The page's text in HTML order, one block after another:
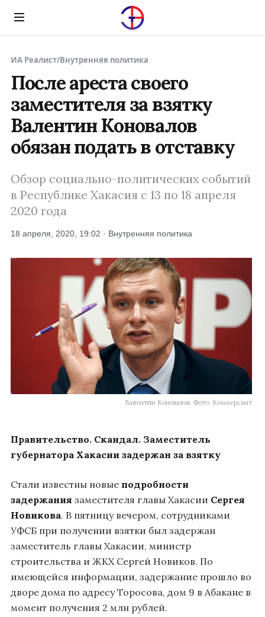
Menu
ИА Реалист/Внутренняя политика
После ареста своего
заместителя за взятку
Валентин Коновалов
обязан подать в отставку
Обзор социально-политических событий
в Республике Хакасия с 13 по 18 апреля
2020 года
18 апреля, 2020, 19:02 · Внутренняя политика
Валентин Коновалов. Фото: Коммерсант
Правительство. Скандал. Заместитель
губернатора Хакасии задержан за взятку
Стали известны новые подробности
задержания заместителя главы Хакасии Сергея
Новикова. В пятницу вечером, сотрудниками
УФСБ при получении взятки был задержан
заместитель главы Хакасии, министр
строительства и ЖКХ Сергей Новиков. По
имеющейся информации, задержание прошло во
дворе дома по адресу Торосова, дом 9 в Абакане в
момент получения 2 млн рублей.